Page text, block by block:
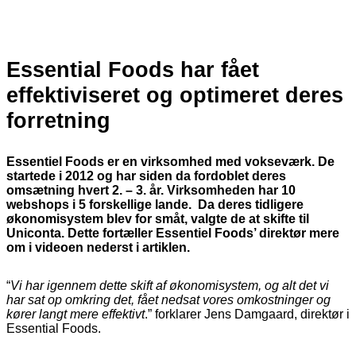
Essential Foods har fået
effektiviseret og optimeret deres
forretning
Essentiel Foods er en virksomhed med vokseværk. De
startede i 2012 og har siden da fordoblet deres
omsætning hvert 2. – 3. år. Virksomheden har 10
webshops i 5 forskellige lande. Da deres tidligere
økonomisystem blev for småt, valgte de at skifte til
Uniconta. Dette fortæller Essentiel Foods’ direktør mere
om i videoen nederst i artiklen.
“Vi har igennem dette skift af økonomisystem, og alt det vi
har sat op omkring det, fået nedsat vores omkostninger og
kører langt mere effektivt.” forklarer Jens Damgaard, direktør i
Essential Foods.